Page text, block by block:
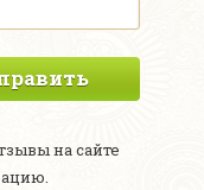
на сайте